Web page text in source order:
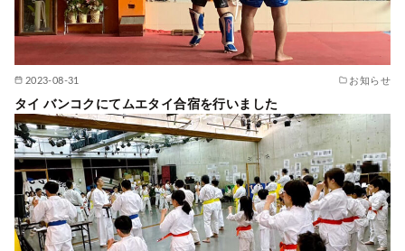
2023-08-31 お知らせ
タイ バンコクにてムエタイ合宿を行いました